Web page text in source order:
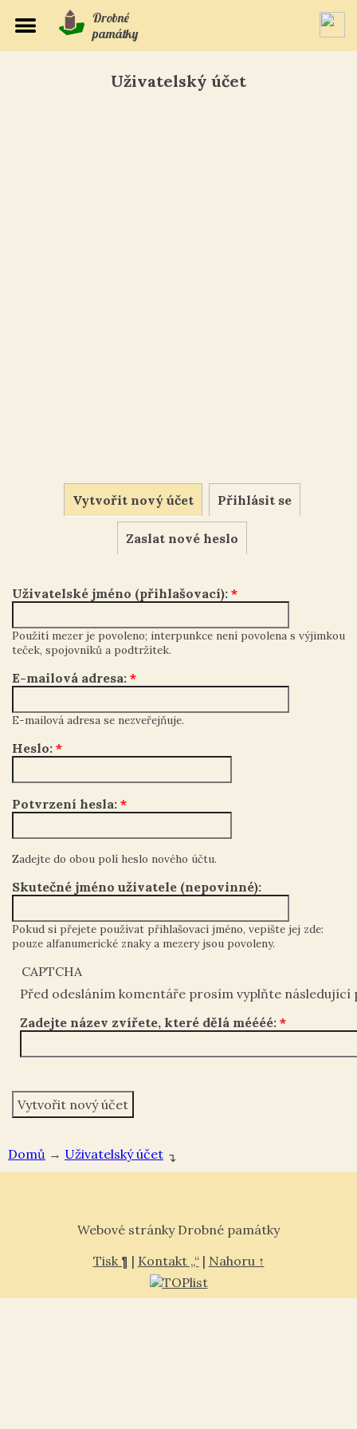
Drobné
památky
Uživatelský účet
Domů → Uživatelský účet ↴
Vytvořit nový účet Přihlásit se
Zaslat nové heslo
Uživatelské jméno (přihlašovací): *
Použití mezer je povoleno; interpunkce není povolena s výjimkou
teček, spojovníků a podtržítek.
E-mailová adresa: *
E-mailová adresa se nezveřejňuje.
Heslo: *
Potvrzení hesla: *
Zadejte do obou polí heslo nového účtu.
Skutečné jméno uživatele (nepovinné):
Pokud si přejete používat přihlašovací jméno, vepište jej zde:
pouze alfanumerické znaky a mezery jsou povoleny.
CAPTCHA
Před odesláním komentáře prosím vyplňte následující
Zadejte název zvířete, které dělá méééé: *
Webové stránky Drobné památky
Tisk ¶ | Kontakt „“| Nahoru ↑